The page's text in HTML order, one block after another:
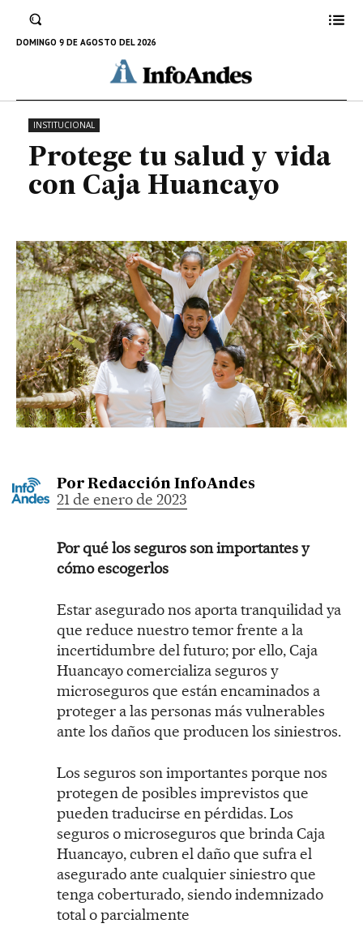
DOMINGO 9 DE AGOSTO DEL 2026
Protege tu salud y vida con Caja
Huancayo
21 DE ENERO DE 2023
INSTITUCIONAL
Protege tu salud y vida
con Caja Huancayo
Por Redacción InfoAndes
21 de enero de 2023
Por qué los seguros son importantes y
cómo escogerlos
Estar asegurado nos aporta tranquilidad ya
que reduce nuestro temor frente a la
incertidumbre del futuro; por ello, Caja
Huancayo comercializa seguros y
microseguros que están encaminados a
proteger a las personas más vulnerables
ante los daños que producen los siniestros.
Los seguros son importantes porque nos
protegen de posibles imprevistos que
pueden traducirse en pérdidas. Los
seguros o microseguros que brinda Caja
Huancayo, cubren el daño que sufra el
asegurado ante cualquier siniestro que
tenga coberturado, siendo indemnizado
total o parcialmente